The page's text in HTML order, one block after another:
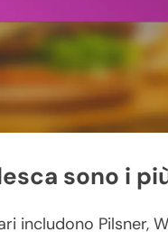
sono i
includono Pilsner,